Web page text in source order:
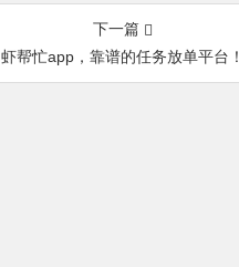
下一篇
虾帮忙app，靠谱的任务放单平台！